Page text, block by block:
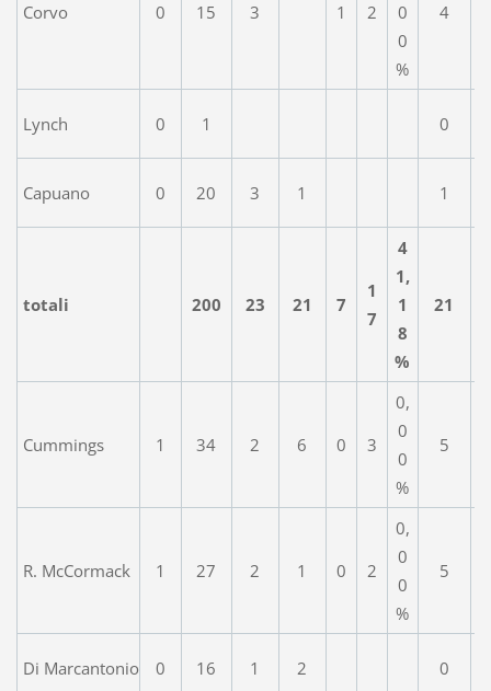
Corvo 0 15 3 1 2
0
0
%
4
Lynch 0 1 0
Capuano 0 20 3 1 1
totali 200 23 21 7
1
7
4
1,
1
8
%
21
Cummings 1 34 2 6 0 3
0,
0
0
%
5
R. McCormack 1 27 2 1 0 2
0,
0
0
%
5
Di Marcantonio 0 16 1 2 0